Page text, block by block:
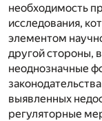
необходимость
исследования,
элементом
другой стороны,
неоднозначные
выявленных
регуляторные